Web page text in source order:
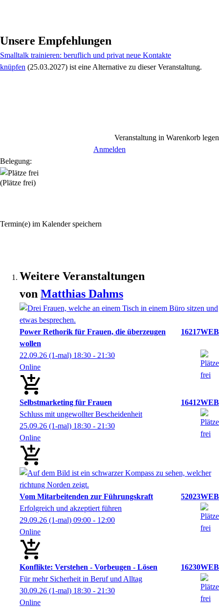
Unsere Empfehlungen
Smalltalk trainieren: beruflich und privat neue Kontakte
knüpfen (25.03.2027) ist eine Alternative zu dieser Veranstaltung.
Veranstaltung in Warenkorb legen
Anmelden
Belegung:
(Plätze frei)
Termin(e) im Kalender speichern
Weitere Veranstaltungen
von Matthias Dahms
Power Rethorik für Frauen, die überzeugen
wollen
16217WEB
22.09.26 (1-mal) 18:30 - 21:30
Online
Selbstmarketing für Frauen
16412WEB
Schluss mit ungewollter Bescheidenheit
25.09.26 (1-mal) 18:30 - 21:30
Online
Vom Mitarbeitenden zur Führungskraft
52023WEB
Erfolgreich und akzeptiert führen
29.09.26 (1-mal) 09:00 - 12:00
Online
Konflikte: Verstehen - Vorbeugen - Lösen
16230WEB
Für mehr Sicherheit in Beruf und Alltag
30.09.26 (1-mal) 18:30 - 21:30
Online